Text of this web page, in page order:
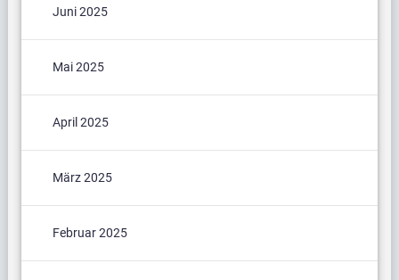
Juni 2025
Mai 2025
April 2025
März 2025
Februar 2025